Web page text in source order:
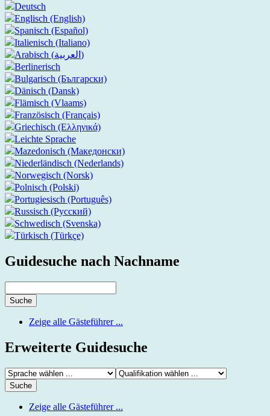
Deutsch
Englisch (English)
Spanisch (Español)
Italienisch (Italiano)
Arabisch (العربية)
Berlinerisch
Bulgarisch (Български)
Dänisch (Dansk)
Flämisch (Vlaams)
Französisch (Français)
Griechisch (Ελληνικά)
Leichte Sprache
Mazedonisch (Македонски)
Niederländisch (Nederlands)
Norwegisch (Norsk)
Polnisch (Polski)
Portugiesisch (Português)
Russisch (Русский)
Schwedisch (Svenska)
Türkisch (Türkçe)
Guidesuche nach Nachname
Zeige alle Gästeführer ...
Erweiterte Guidesuche
Zeige alle Gästeführer ...